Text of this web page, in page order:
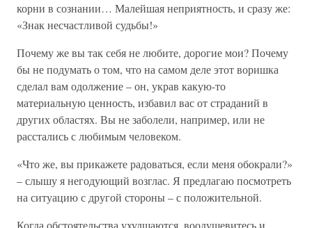
корни в сознании… Малейшая неприятность, и сразу же:
«Знак несчастливой судьбы!»
Почему же вы так себя не любите, дорогие мои? Почему
бы не подумать о том, что на самом деле этот воришка
сделал вам одолжение – он, украв какую-то
материальную ценность, избавил вас от страданий в
других областях. Вы не заболели, например, или не
расстались с любимым человеком.
«Что же, вы прикажете радоваться, если меня обокрали?»
– слышу я негодующий возглас. Я предлагаю посмотреть
на ситуацию с другой стороны – с положительной.
Когда обстоятельства ухудшаются, воодушевитесь и